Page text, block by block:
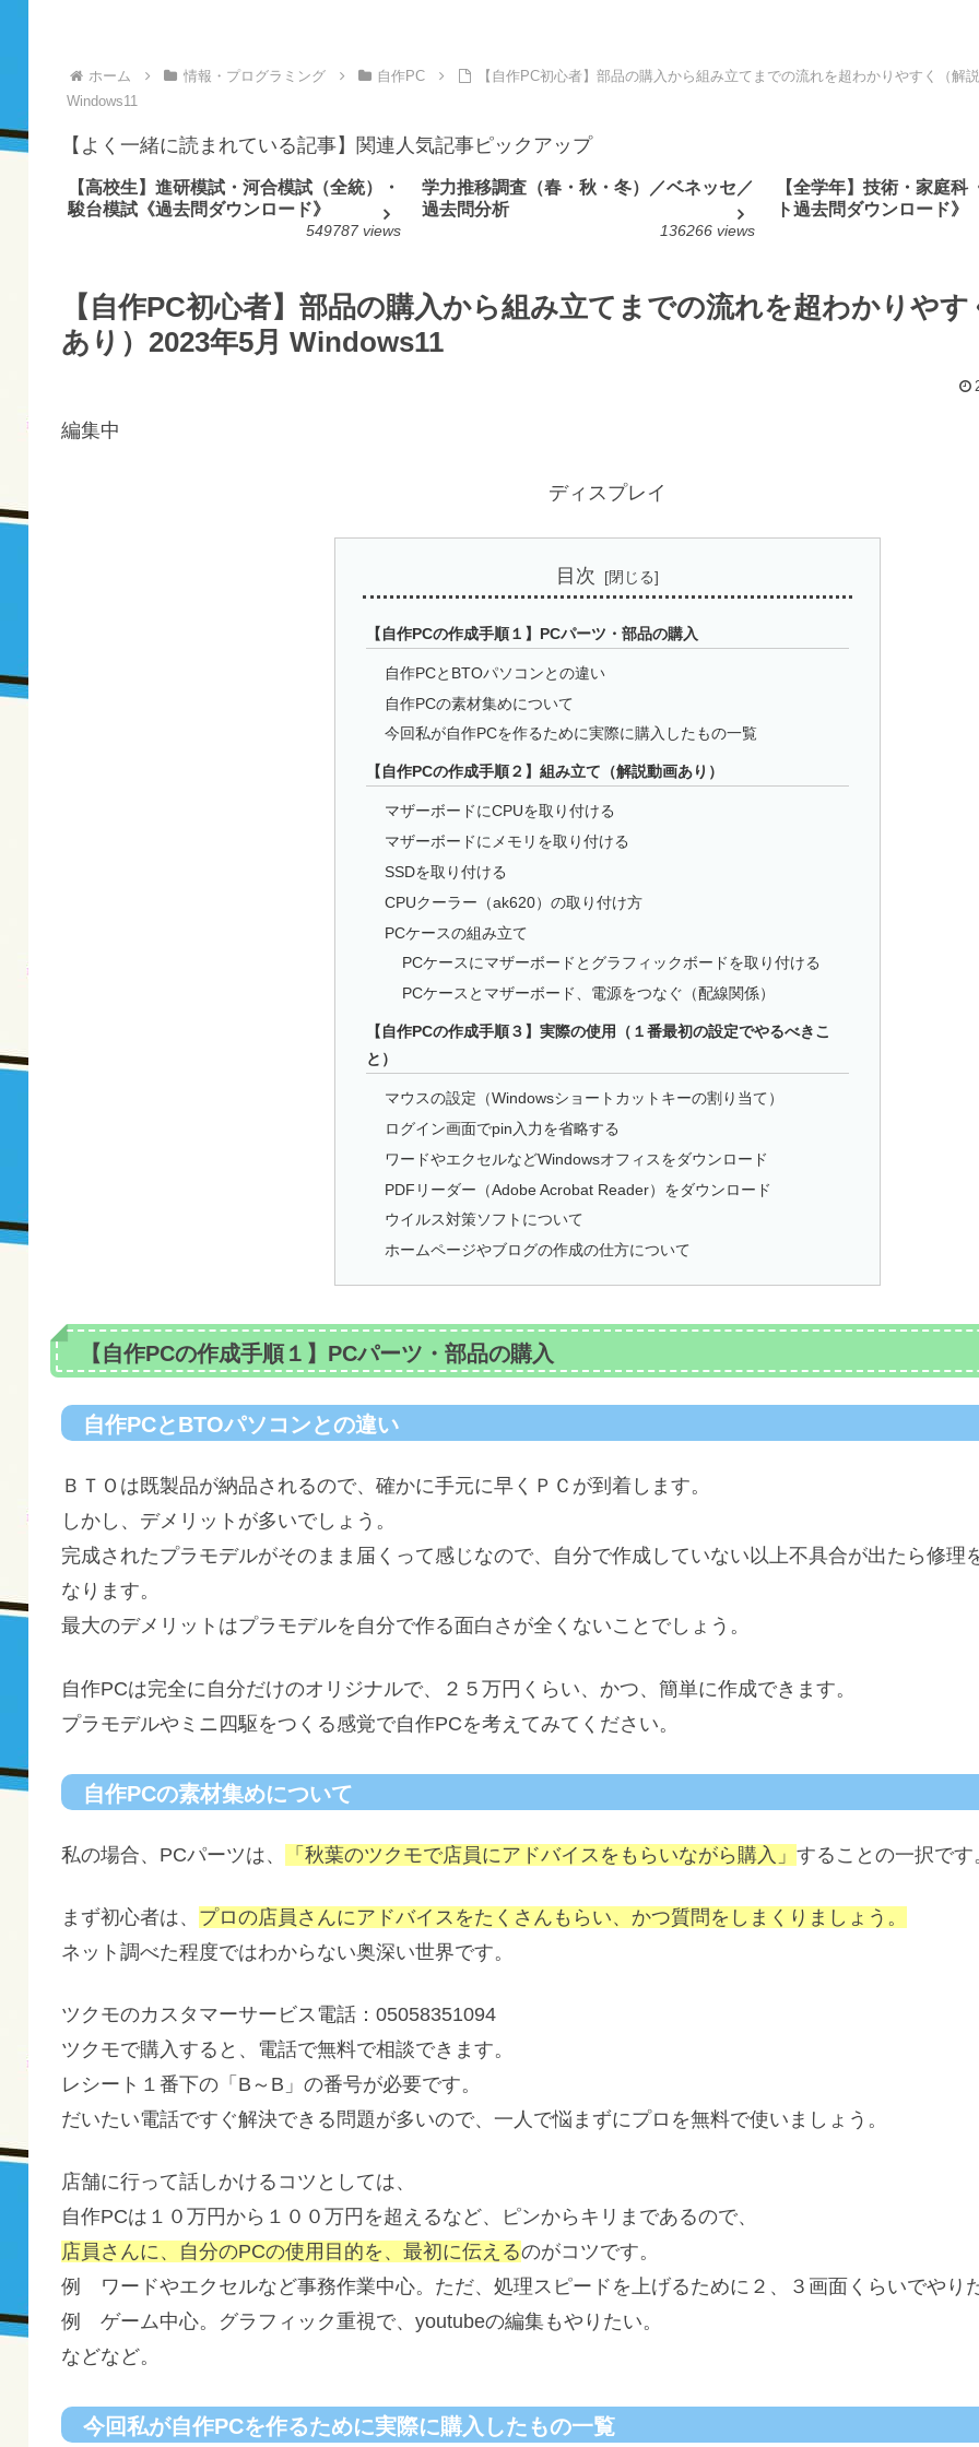
ホーム 情報・プログラミング 自作PC
【自作PC初心者】部品の購入から組み立てまでの流れを超わかりやすく（解
Windows11
【よく一緒に読まれている記事】関連人気記事ピックアップ
【高校生】進研模試・河合模試（全統）・
駿台模試《過去問ダウンロード》
549787 views
学力推移調査（春・秋・冬）／ベネッセ／
過去問分析
136266 views
【全学年】技術・家庭科
ト過去問ダウンロード》
【自作PC初心者】部品の購入から組み立てまでの流れを超わかりや
あり）2023年5月 Windows11
編集中
ディスプレイ
目次
【自作PCの作成手順１】PCパーツ・部品の購入
自作PCとBTOパソコンとの違い
自作PCの素材集めについて
今回私が自作PCを作るために実際に購入したもの一覧
【自作PCの作成手順２】組み立て（解説動画あり）
マザーボードにCPUを取り付ける
マザーボードにメモリを取り付ける
SSDを取り付ける
CPUクーラー（ak620）の取り付け方
PCケースの組み立て
PCケースにマザーボードとグラフィックボードを取り付ける
PCケースとマザーボード、電源をつなぐ（配線関係）
【自作PCの作成手順３】実際の使用（１番最初の設定でやるべきこ
と）
マウスの設定（Windowsショートカットキーの割り当て）
ログイン画面でpin入力を省略する
ワードやエクセルなどWindowsオフィスをダウンロード
PDFリーダー（Adobe Acrobat Reader）をダウンロード
ウイルス対策ソフトについて
ホームページやブログの作成の仕方について
【自作PCの作成手順１】PCパーツ・部品の購入
自作PCとBTOパソコンとの違い
ＢＴＯは既製品が納品されるので、確かに手元に早くＰＣが到着します。
しかし、デメリットが多いでしょう。
完成されたプラモデルがそのまま届くって感じなので、自分で作成していない以上不具合が出たら修理
なります。
最大のデメリットはプラモデルを自分で作る面白さが全くないことでしょう。
自作PCは完全に自分だけのオリジナルで、２５万円くらい、かつ、簡単に作成できます。
プラモデルやミニ四駆をつくる感覚で自作PCを考えてみてください。
自作PCの素材集めについて
私の場合、PCパーツは、 「秋葉のツクモで店員にアドバイスをもらいながら購入」 することの一択です
まず初心者は、 プロの店員さんにアドバイスをたくさんもらい、かつ質問をしまくりましょう。
ネット調べた程度ではわからない奥深い世界です。
ツクモのカスタマーサービス電話：05058351094
ツクモで購入すると、電話で無料で相談できます。
レシート１番下の「B～B」の番号が必要です。
だいたい電話ですぐ解決できる問題が多いので、一人で悩まずにプロを無料で使いましょう。
店舗に行って話しかけるコツとしては、
自作PCは１０万円から１００万円を超えるなど、ピンからキリまであるので、
店員さんに、自分のPCの使用目的を、最初に伝えるのがコツです。
例 ワードやエクセルなど事務作業中心。ただ、処理スピードを上げるために２、３画面くらいでやり
例 ゲーム中心。グラフィック重視で、youtubeの編集もやりたい。
などなど。
今回私が自作PCを作るために実際に購入したもの一覧